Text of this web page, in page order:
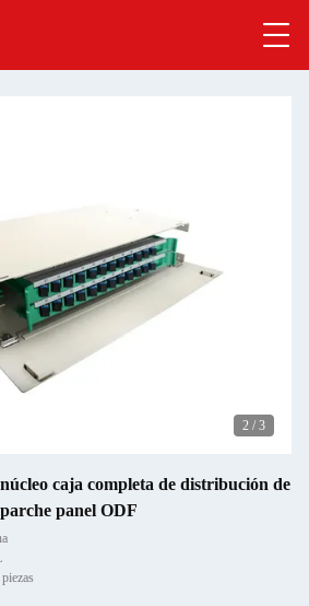
2 / 3
caja completa de distribución de
panel ODF